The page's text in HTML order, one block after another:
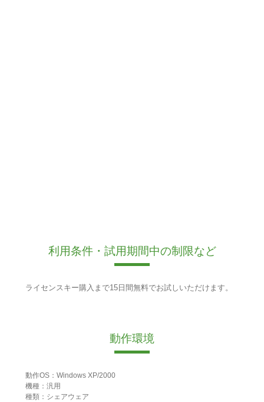
利用条件・試用期間中の制限など
ライセンスキー購入まで15日間無料でお試しいただけます。
動作環境
動作OS：Windows XP/2000
機種：汎用
種類：シェアウェア